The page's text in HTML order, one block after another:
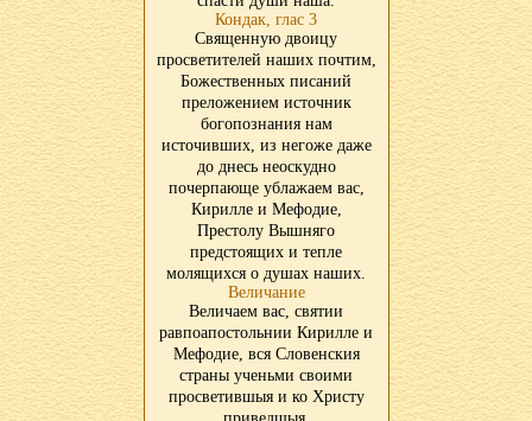
Кондак, глас 3
Священную двоицу
просветителей наших почтим,
Божественных писаний
преложением источник
богопознания нам
источивших, из негоже даже
до днесь неоскудно
почерпающе ублажаем вас,
Кирилле и Мефодие,
Престолу Вышняго
предстоящих и тепле
молящихся о душах наших.
Величание
Величаем вас, святии
равпоапостольнии Кирилле и
Мефодие, вся Словенския
страны ученьми своими
просветившыя и ко Христу